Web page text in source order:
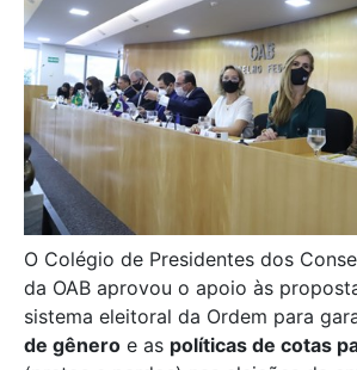
O Colégio de Presidentes dos
da OAB aprovou o apoio às
sistema eleitoral da Ordem para
de gênero e as políticas de cotas